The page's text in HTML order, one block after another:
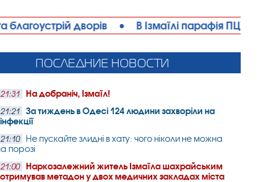
• В Ізмаїлі парафія ПЦУ офіційно відкрила
ПОСЛЕДНИЕ НОВОСТИ
На добраніч, Ізмаїл!
За тиждень в Одесі 124 людини захворіли на
Не пускайте злидні в хату: чого ніколи не можна
порозі
Наркозалежний житель Ізмаїла шахрайським
метадон у двох медичних закладах міста